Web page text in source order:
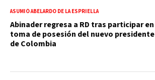
ASUMIÓ ABELARDO DE LA ESPRIELLA
Abinader regresa a RD tras participar en
toma de posesión del nuevo presidente
de Colombia